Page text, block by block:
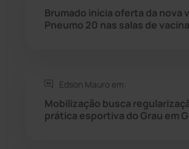
Tanhaçu
Tecnologia
Urandi
Brumado inicia oferta da nova
Pneumo 20 nas salas de
Edson Mauro em:
Mobilização busca
prática esportiva do Grau em